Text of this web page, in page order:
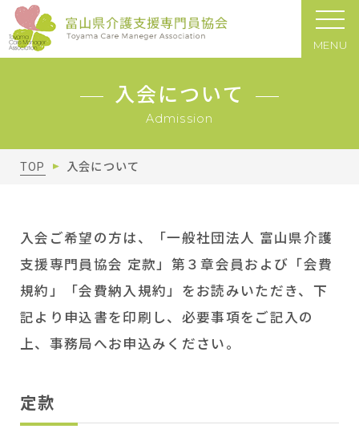
MENU
入会について
Admission
TOP 入会について
入会ご希望の方は、「一般社団法人 富山県介護
支援専門員協会 定款」第３章会員および「会費
規約」「会費納入規約」をお読みいただき、下
記より申込書を印刷し、必要事項をご記入の
上、事務局へお申込みください。
定款